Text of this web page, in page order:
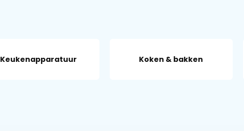
Keukenapparatuur Koken & bakken